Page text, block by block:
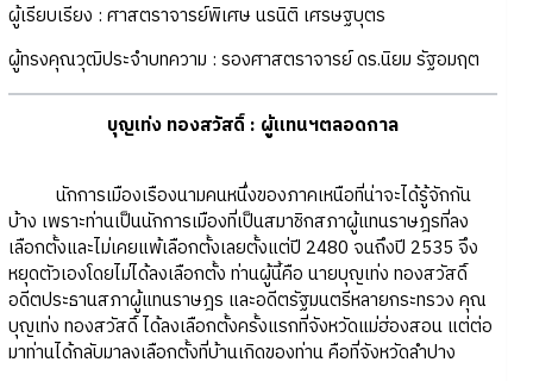
ผู้เรียบเรียง : ศาสตราจารย์พิเศษ นรนิติ เศรษฐบุตร
ผู้ทรงคุณวุฒิประจำบทความ : รองศาสตราจารย์ ดร.นิยม รัฐอมฤต
บุญเท่ง ทองสวัสดิ์ : ผู้แทนฯตลอดกาล
นักการเมืองเรืองนามคนหนึ่งของภาคเหนือที่น่าจะได้รู้จักกัน
บ้าง เพราะท่านเป็นนักการเมืองที่เป็นสมาชิกสภาผู้แทนราษฎรที่ลง
เลือกตั้งและไม่เคยแพ้เลือกตั้งเลยตั้งแต่ปี 2480 จนถึงปี 2535 จึง
หยุดตัวเองโดยไม่ได้ลงเลือกตั้ง ท่านผู้นี้คือ นายบุญเท่ง ทองสวัสดิ์
อดีตประธานสภาผู้แทนราษฎร และอดีตรัฐมนตรีหลายกระทรวง คุณ
บุญเท่ง ทองสวัสดิ์ ได้ลงเลือกตั้งครั้งแรกที่จังหวัดแม่ฮ่องสอน แต่ต่อ
มาท่านได้กลับมาลงเลือกตั้งที่บ้านเกิดของท่าน คือที่จังหวัดลำปาง